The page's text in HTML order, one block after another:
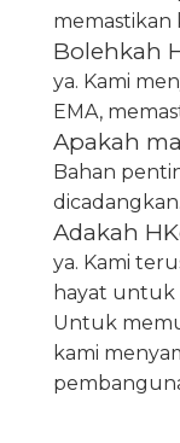
memastikan
Bolehkah
ya. Kami
EMA,
Apakah
Bahan
Adakah
ya. Kami
hayat
Untuk
kami